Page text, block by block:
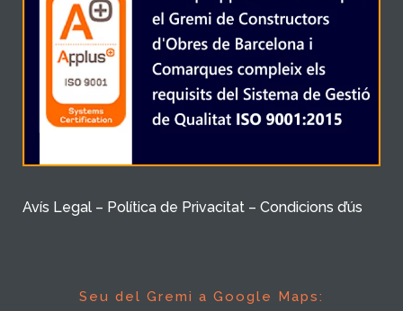
Avís Legal – Política de Privacitat – Condicions d’ús
Seu del Gremi a Google Maps: